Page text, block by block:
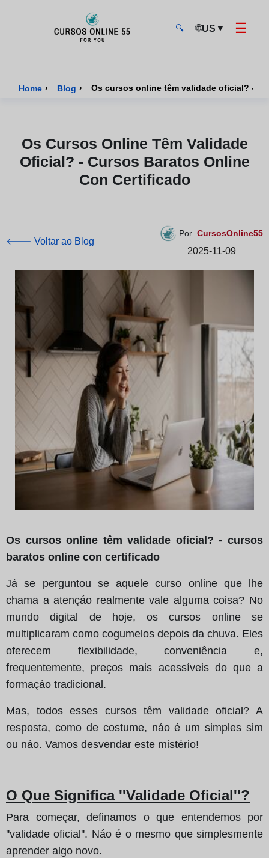
🔍 🌐US ▼ ☰
Home › Blog ›
Os Cursos Online Têm Validade
Oficial? - Cursos Baratos Online
Con Certificado
🡐 Voltar ao Blog
Por CursosOnline55
2025-11-09
Os cursos online têm validade oficial? - cursos
baratos online con certificado
Já se perguntou se aquele curso online que lhe
chama a atençáo realmente vale alguma coisa? No
mundo digital de hoje, os cursos online se
multiplicaram como cogumelos depois da chuva. Eles
oferecem flexibilidade, conveniência e,
frequentemente, preços mais acessíveis do que a
formaçáo tradicional.
Mas, todos esses cursos têm validade oficial? A
resposta, como de costume, náo é um simples sim
ou náo. Vamos desvendar este mistério!
O Que Significa ''Validade Oficial''?
Para começar, definamos o que entendemos por
''validade oficial''. Náo é o mesmo que simplesmente
aprender algo novo.